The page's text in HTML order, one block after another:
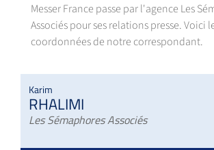
Messer France passe par l'agence Les
Associés pour ses relations presse. Voici
coordonnées de notre correspondant.
Karim
RHALIMI
Les Sémaphores Associés